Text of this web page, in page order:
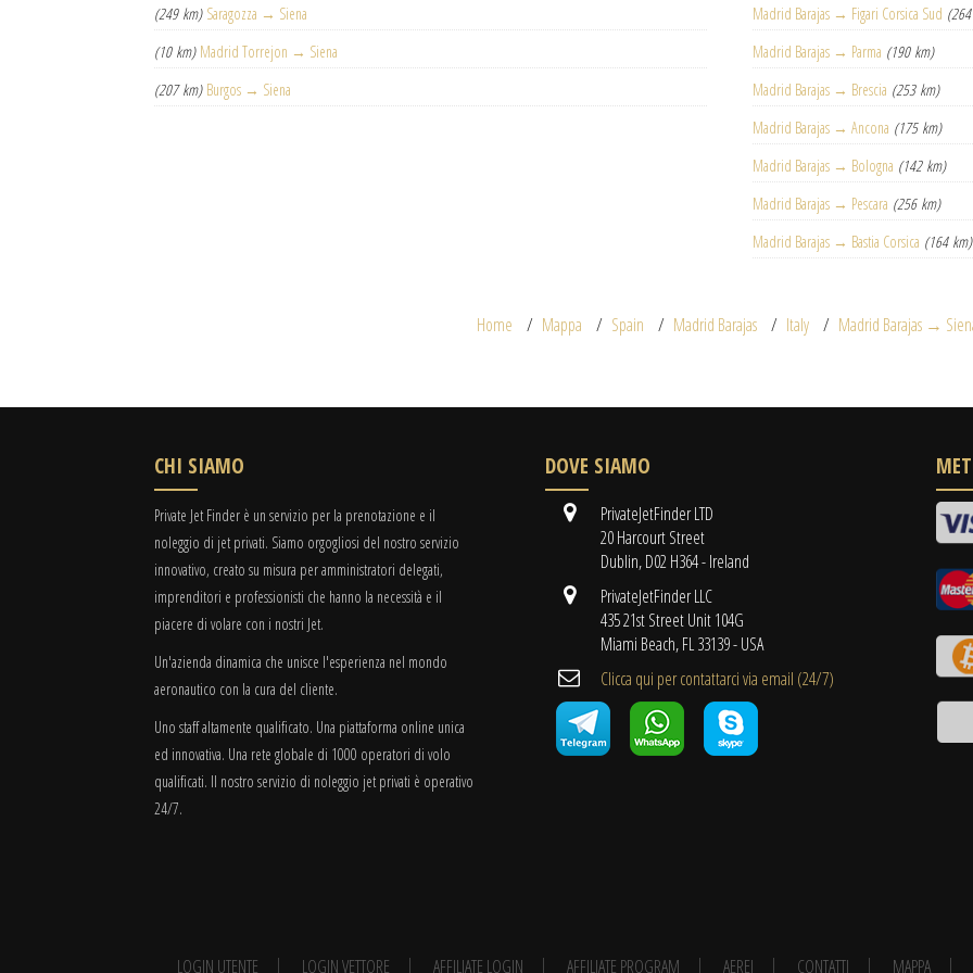
(249 km) Saragozza → Siena
(10 km) Madrid Torrejon → Siena
(207 km) Burgos → Siena
Madrid Barajas → Figari Corsica Sud
Madrid Barajas → Parma (190 km)
Madrid Barajas → Brescia (253 km)
Madrid Barajas → Ancona (175 km)
Madrid Barajas → Bologna (142 km)
Madrid Barajas → Pescara (256 km)
Madrid Barajas → Bastia Corsica (164 km)
Home Mappa Spain Madrid Barajas Italy Madrid Barajas →
CHI SIAMO
Private Jet Finder è un servizio per la prenotazione e il
noleggio di jet privati. Siamo orgogliosi del nostro servizio
innovativo, creato su misura per amministratori delegati,
imprenditori e professionisti che hanno la necessità e il
piacere di volare con i nostri Jet.
Un'azienda dinamica che unisce l'esperienza nel mondo
aeronautico con la cura del cliente.
Uno staff altamente qualificato. Una piattaforma online unica
ed innovativa. Una rete globale di 1000 operatori di volo
qualificati. Il nostro servizio di noleggio jet privati è operativo
24/7.
DOVE SIAMO
PrivateJetFinder LTD
20 Harcourt Street
Dublin, D02 H364 - Ireland
PrivateJetFinder LLC
435 21st Street Unit 104G
Miami Beach, FL 33139 - USA
Clicca qui per contattarci via email (24/7)
LOGIN UTENTE LOGIN VETTORE AFFILIATE LOGIN AFFILIATE PROGRAM AEREI CONTATTI MAPPA